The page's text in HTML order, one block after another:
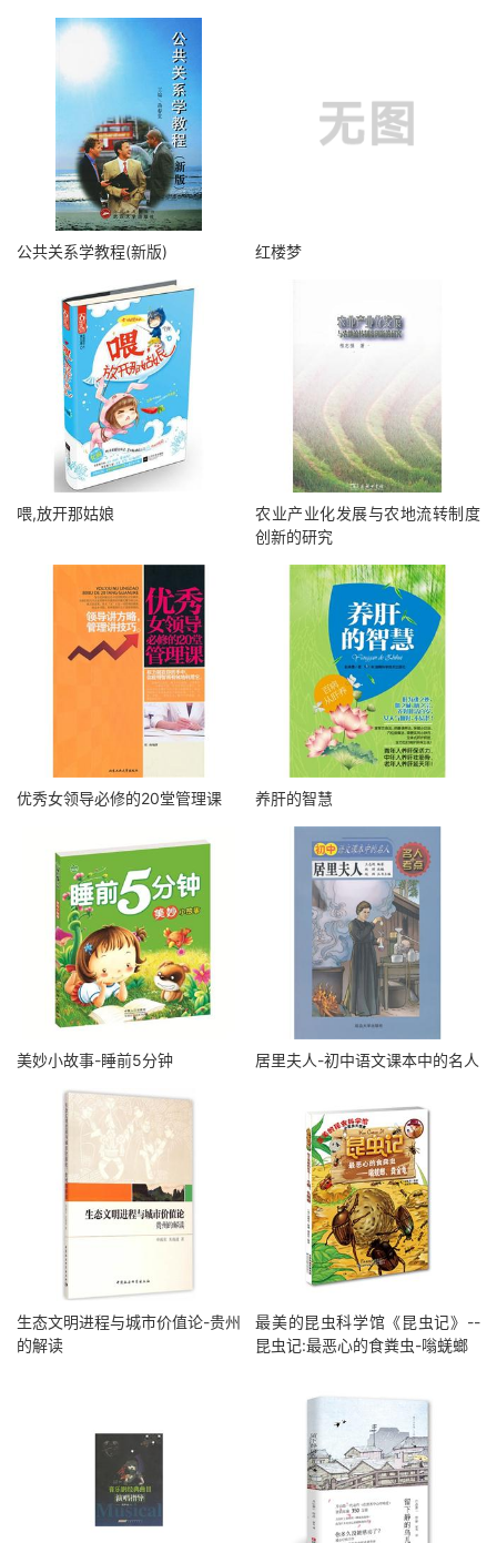
公共关系学教程(新版) 红楼梦
喂,放开那姑娘
农业产业化发展与农地流转制度
创新的研究
优秀女领导必修的20堂管理课 养肝的智慧
美妙小故事-睡前5分钟 居里夫人-初中语文课本中的名人
生态文明进程与城市价值论-贵州
的解读
最美的昆虫科学馆《昆虫记》--
昆虫记:最恶心的食粪虫-嗡蜣螂